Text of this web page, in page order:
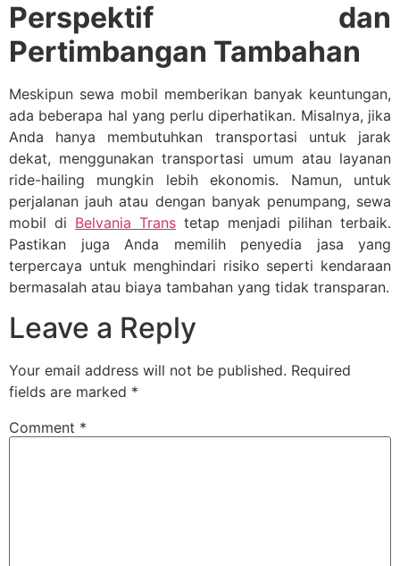
Perspektif dan
Pertimbangan Tambahan
Meskipun sewa mobil memberikan banyak keuntungan,
ada beberapa hal yang perlu diperhatikan. Misalnya, jika
Anda hanya membutuhkan transportasi untuk jarak
dekat, menggunakan transportasi umum atau layanan
ride-hailing mungkin lebih ekonomis. Namun, untuk
perjalanan jauh atau dengan banyak penumpang, sewa
mobil di Belvania Trans tetap menjadi pilihan terbaik.
Pastikan juga Anda memilih penyedia jasa yang
terpercaya untuk menghindari risiko seperti kendaraan
bermasalah atau biaya tambahan yang tidak transparan.
Leave a Reply
Your email address will not be published. Required
fields are marked *
Comment *